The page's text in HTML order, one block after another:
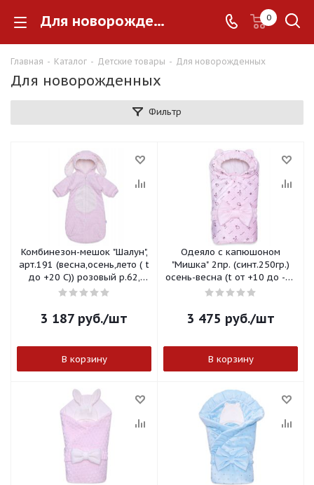
Для новорожденных 0
Главная - Каталог - Детские товары - Для новорожденных
Для новорожденных
Фильтр
Комбинезон-мешок "Шалун",
арт.191 (весна,осень,лето ( t
до +20 С)) розовый р.62,
арт.191Р-62
3 187 руб./шт
В корзину
Одеяло с капюшоном
"Мишка" 2пр. (синт.250гр.)
осень-весна (t от +10 до -10
С) розовый
3 475 руб./шт
В корзину